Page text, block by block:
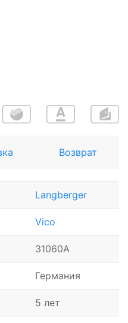
Возврат
Langberger
Vico
31060A
Германия
5 лет